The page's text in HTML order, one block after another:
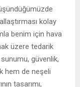
kolay
benim için hava
üzere tedarik
güvenlik,
hem de neşeli
tasarımı,